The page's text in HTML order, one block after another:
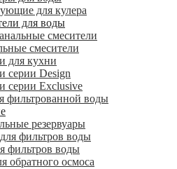
для кулера
для воды
смесители
смесители
для кухни
серии Design
серии Exclusive
фильтрованной воды
резервуары
фильтров воды
фильтров воды
обратного осмоса